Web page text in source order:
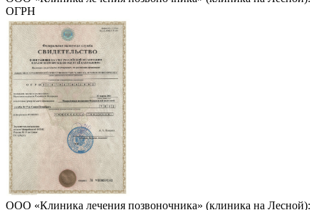
ОГРН
ООО «Клиника лечения позвоночника» (клиника на Лесной):